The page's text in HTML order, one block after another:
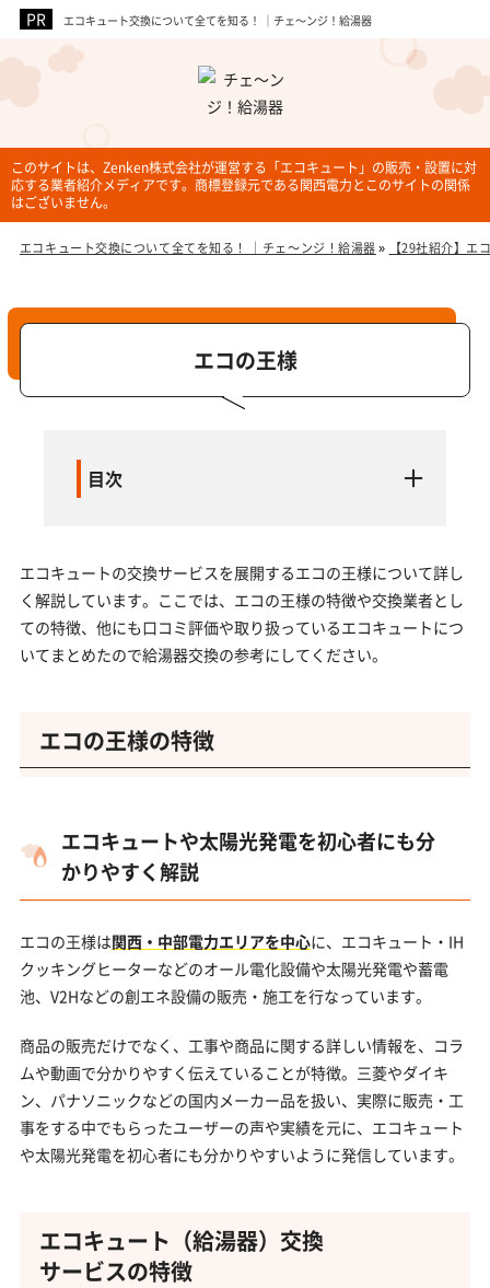
エコキュート交換について全てを知る！ ｜チェ～ンジ！給湯器
このサイトは、Zenken株式会社が運営する「エコキュート」の販売・設置に対
応する業者紹介メディアです。商標登録元である関西電力とこのサイトの関係
はございません。
企業3社
エコキュート交換について全てを知る！ ｜チェ～ンジ！給湯器» 【29社紹介】エ
エコの王様
目次
エコキュートの交換サービスを展開するエコの王様について詳し
く解説しています。ここでは、エコの王様の特徴や交換業者とし
ての特徴、他にも口コミ評価や取り扱っているエコキュートにつ
いてまとめたので給湯器交換の参考にしてください。
エコの王様の特徴
エコキュートや太陽光発電を初心者にも分
かりやすく解説
エコの王様は関西・中部電力エリアを中心に、エコキュート・IH
クッキングヒーターなどのオール電化設備や太陽光発電や蓄電
池、V2Hなどの創エネ設備の販売・施工を行なっています。
商品の販売だけでなく、工事や商品に関する詳しい情報を、コラ
ムや動画で分かりやすく伝えていることが特徴。三菱やダイキ
ン、パナソニックなどの国内メーカー品を扱い、実際に販売・工
事をする中でもらったユーザーの声や実績を元に、エコキュート
や太陽光発電を初心者にも分かりやすいように発信しています。
エコキュート（給湯器）交換
サービスの特徴